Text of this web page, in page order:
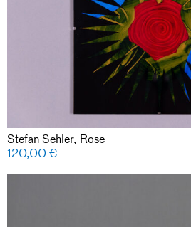
Stefan Sehler, Rose
120,00€